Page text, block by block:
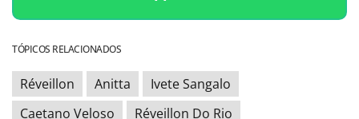
TÓPICOS RELACIONADOS
Réveillon Anitta
Ivete Sangalo
Caetano Veloso
Réveillon Do Rio